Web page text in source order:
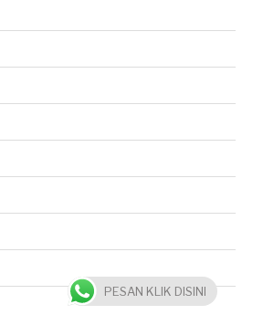
PESAN KLIK DISINI